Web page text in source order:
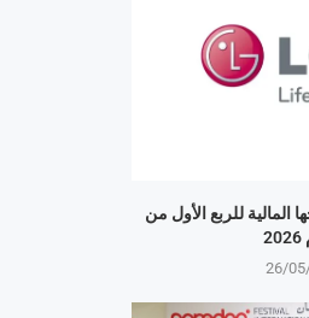
المالية للربع الأول من
26/